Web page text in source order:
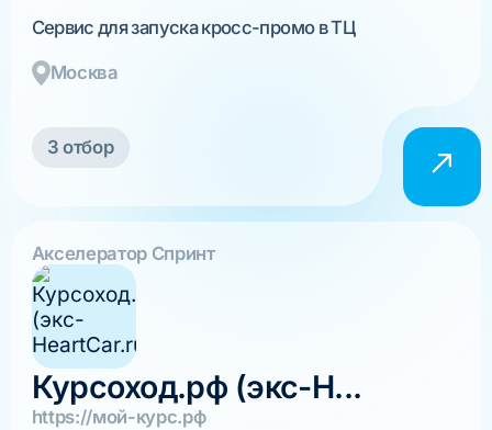
Сервис для запуска кросс-промо в ТЦ
Москва
3 отбор
Акселератор Спринт
Курсоход.рф (экс-H...
https://мой-курс.рф